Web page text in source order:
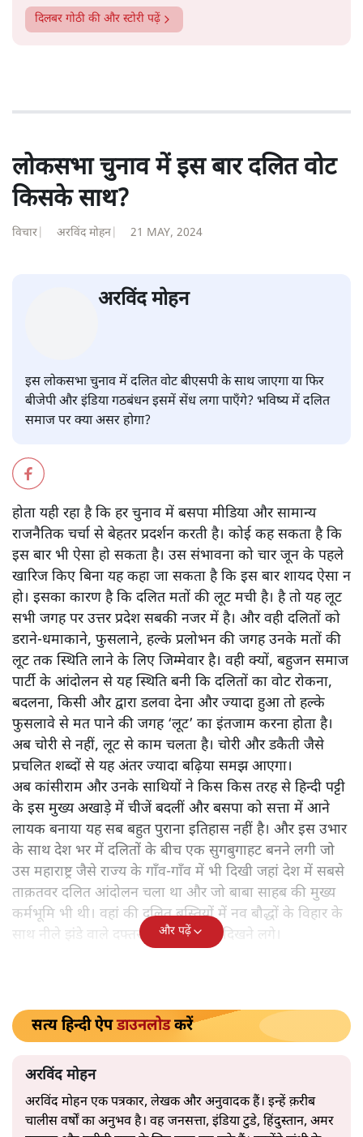
दिलबर गोठी की और स्टोरी पढ़ें
लोकसभा चुनाव में इस बार दलित वोट
किसके साथ?
विचार अरविंद मोहन 21 MAY, 2024
इस लोकसभा चुनाव में दलित वोट बीएसपी के साथ जाएगा या फिर
बीजेपी और इंडिया गठबंधन इसमें सेंध लगा पाएँगे? भविष्य में दलित
समाज पर क्या असर होगा?
होता यही रहा है कि हर चुनाव में बसपा मीडिया और सामान्य
राजनैतिक चर्चा से बेहतर प्रदर्शन करती है। कोई कह सकता है कि
इस बार भी ऐसा हो सकता है। उस संभावना को चार जून के पहले
खारिज किए बिना यह कहा जा सकता है कि इस बार शायद ऐसा न
हो। इसका कारण है कि दलित मतों की लूट मची है। है तो यह लूट
सभी जगह पर उत्तर प्रदेश सबकी नजर में है। और वही दलितों को
डराने-धमाकाने, फुसलाने, हल्के प्रलोभन की जगह उनके मतों की
लूट तक स्थिति लाने के लिए जिम्मेवार है। वही क्यों, बहुजन समाज
पार्टी के आंदोलन से यह स्थिति बनी कि दलितों का वोट रोकना,
बदलना, किसी और द्वारा डलवा देना और ज्यादा हुआ तो हल्के
फुसलावे से मत पाने की जगह ‘लूट’ का इंतजाम करना होता है।
अब चोरी से नहीं, लूट से काम चलता है। चोरी और डकैती जैसे
लायक बनाया यह सब बहुत पुराना इतिहास नहीं है। और इस उभार
के साथ देश भर में दलितों के बीच एक सुगबुगाहट बनने लगी जो
उस महाराष्ट्र जैसे राज्य के गाँव-गाँव में भी दिखी जहां देश में सबसे
ताक़तवर दलित आंदोलन चला था और जो बाबा साहब की मुख्य
कर्मभूमि भी थी। वहां की दलित बस्तियों में नव बौद्धों के विहार के
साथ नीले झंडे वाले दफ्तर (बसपा के) भी दिखने लगे।
और पढ़ें